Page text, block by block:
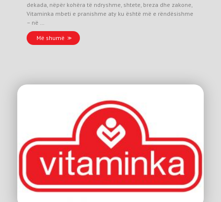
dekada, nëpër kohëra të ndryshme, shtete, breza dhe zakone,
Vitaminka mbeti e pranishme aty ku është më e rëndësishme
– në …
Më shumë